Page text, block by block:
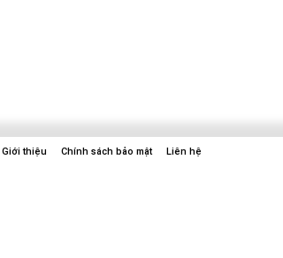
Giới thiệu Chính sách bảo mật Liên hệ